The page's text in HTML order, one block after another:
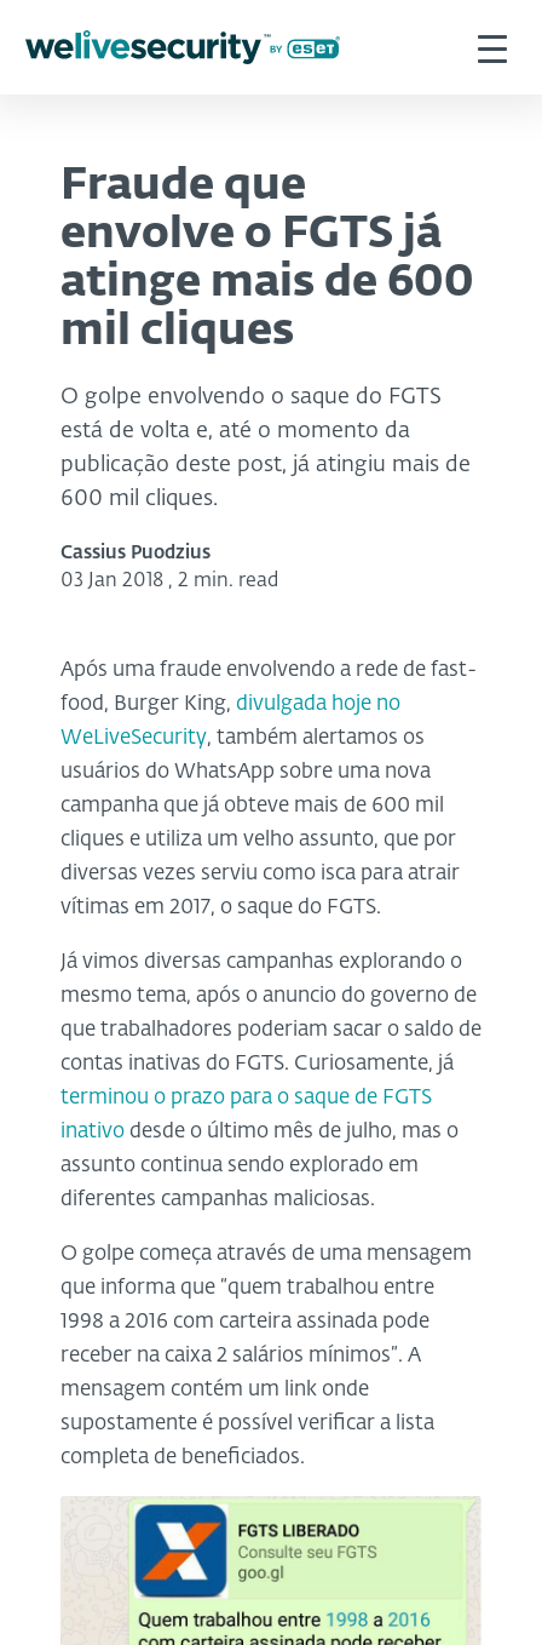
Fraude que
envolve o FGTS já
atinge mais de 600
mil cliques
O golpe envolvendo o saque do FGTS
está de volta e, até o momento da
publicação deste post, já atingiu mais de
600 mil cliques.
Cassius Puodzius
03 Jan 2018 , 2 min. read
Após uma fraude envolvendo a rede de fast-
food, Burger King, divulgada hoje no
WeLiveSecurity, também alertamos os
usuários do WhatsApp sobre uma nova
campanha que já obteve mais de 600 mil
cliques e utiliza um velho assunto, que por
diversas vezes serviu como isca para atrair
vítimas em 2017, o saque do FGTS.
Já vimos diversas campanhas explorando o
mesmo tema, após o anuncio do governo de
que trabalhadores poderiam sacar o saldo de
contas inativas do FGTS. Curiosamente, já
terminou o prazo para o saque de FGTS
inativo desde o último mês de julho, mas o
assunto continua sendo explorado em
diferentes campanhas maliciosas.
O golpe começa através de uma mensagem
que informa que “quem trabalhou entre
1998 a 2016 com carteira assinada pode
receber na caixa 2 salários mínimos”. A
mensagem contém um link onde
supostamente é possível verificar a lista
completa de beneficiados.